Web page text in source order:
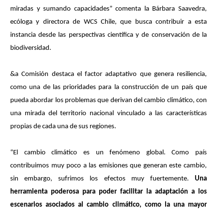
miradas y sumando capacidades” comenta la Bárbara Saavedra,
ecóloga y directora de WCS Chile, que busca contribuir a esta
instancia desde las perspectivas científica y de conservación de la
biodiversidad.
&a Comisión destaca el factor adaptativo que genera resiliencia,
como una de las prioridades para la construcción de un país que
pueda abordar los problemas que derivan del cambio climático, con
una mirada del territorio nacional vinculado a las características
propias de cada una de sus regiones.
“El cambio climático es un fenómeno global. Como país
contribuimos muy poco a las emisiones que generan este cambio,
sin embargo, sufrimos los efectos muy fuertemente. Una
herramienta poderosa para poder facilitar la adaptación a los
escenarios asociados al cambio climático, como la una mayor